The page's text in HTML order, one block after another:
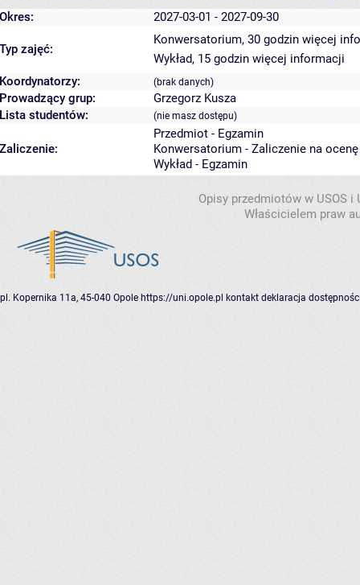
Okres: 2027-03-01 - 2027-09-30
Typ zajęć:
Konwersatorium, 30 godzin więcej
Wykład, 15 godzin więcej informacji
Koordynatorzy:
(brak danych)
Prowadzący grup:
Grzegorz Kusza
Lista studentów:
(nie masz dostępu)
Zaliczenie:
Przedmiot - Egzamin
Konwersatorium - Zaliczenie na ocenę
Wykład - Egzamin
Opisy przedmiotów w USOS
Właścicielem praw
pl. Kopernika 11a, 45-040 Opole https://uni.opole.pl kontakt deklaracja